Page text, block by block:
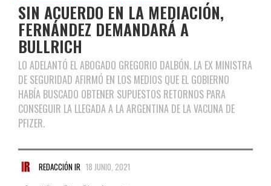
SIN ACUERDO EN LA MEDIACIÓN,
FERNÁNDEZ DEMANDARÁ A
BULLRICH
LO ADELANTÓ EL ABOGADO GREGORIO DALBÓN. LA EX MINISTRA
DE SEGURIDAD AFIRMÓ EN LOS MEDIOS QUE EL GOBIERNO
HABÍA BUSCADO OBTENER SUPUESTOS RETORNOS PARA
CONSEGUIR LA LLEGADA A LA ARGENTINA DE LA VACUNA DE
PFIZER.
REDACCIÓN IR 18 JUNIO, 2021